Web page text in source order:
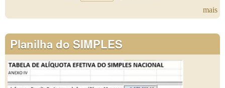
mais
Planilha do SIMPLES